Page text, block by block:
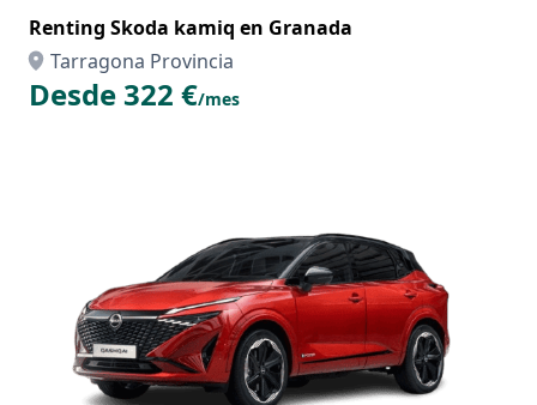
Renting Skoda kamiq en Granada
Tarragona Provincia
Desde 322 €/mes